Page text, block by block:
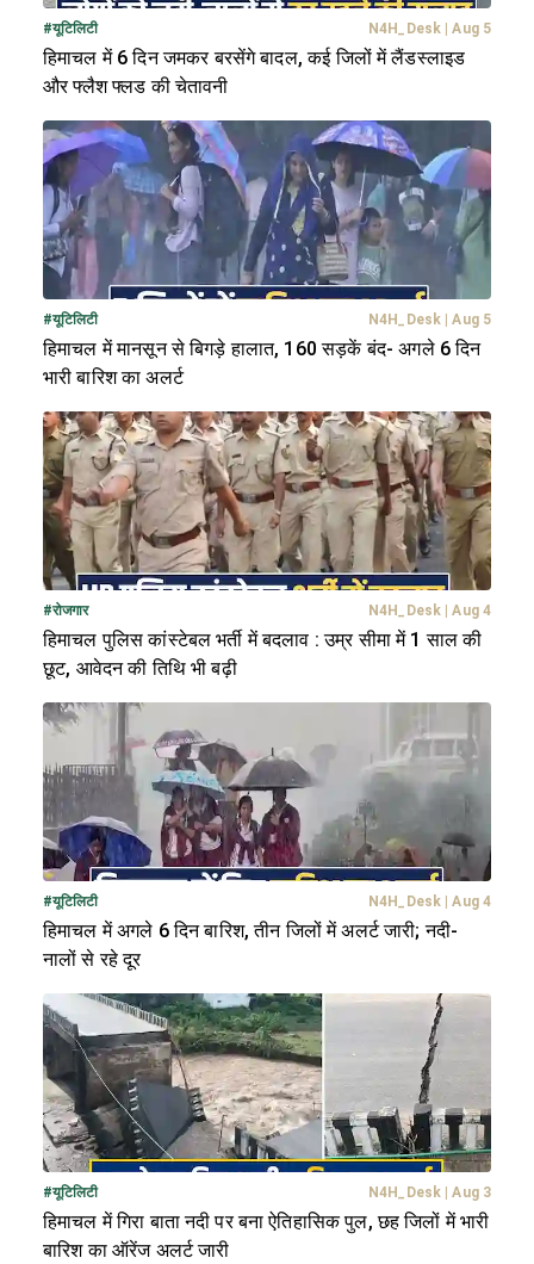
#यूटिलिटी N4H_Desk Aug 5
हिमाचल में 6 दिन जमकर बरसेंगे बादल, कई जिलों में लैंडस्लाइड
और फ्लैश फ्लड की चेतावनी
#यूटिलिटी N4H_Desk Aug 5
हिमाचल में मानसून से बिगड़े हालात, 160 सड़कें बंद- अगले 6 दिन
भारी बारिश का अलर्ट
#रोजगार N4H_Desk Aug 4
हिमाचल पुलिस कांस्टेबल भर्ती में बदलाव : उम्र सीमा में 1 साल की
छूट, आवेदन की तिथि भी बढ़ी
#यूटिलिटी N4H_Desk Aug 4
हिमाचल में अगले 6 दिन बारिश, तीन जिलों में अलर्ट जारी; नदी-
नालों से रहे दूर
#यूटिलिटी N4H_Desk Aug 3
हिमाचल में गिरा बाता नदी पर बना ऐतिहासिक पुल, छह जिलों में भारी
बारिश का ऑरेंज अलर्ट जारी